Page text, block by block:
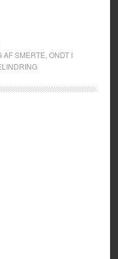
AF SMERTE ONDT I